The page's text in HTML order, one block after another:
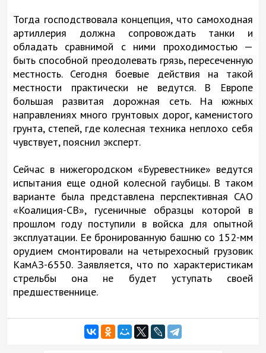
Тогда господствовала концепция, что самоходная
артиллерия должна сопровождать танки и
обладать сравнимой с ними проходимостью —
быть способной преодолевать грязь, пересеченную
местность. Сегодня боевые действия на такой
местности практически не ведутся. В Европе
большая развитая дорожная сеть. На южных
направлениях много грунтовых дорог, каменистого
грунта, степей, где колесная техника неплохо себя
чувствует, пояснил эксперт.
Сейчас в нижегородском «Буревестнике» ведутся
испытания еще одной колесной гаубицы. В таком
варианте была представлена перспективная САО
«Коалиция-СВ», гусеничные образцы которой в
прошлом году поступили в войска для опытной
эксплуатации. Ее бронированную башню со 152-мм
орудием смонтировали на четырехосный грузовик
КамАЗ-6550. Заявляется, что по характеристикам
стрельбы она не будет уступать своей
предшественнице.